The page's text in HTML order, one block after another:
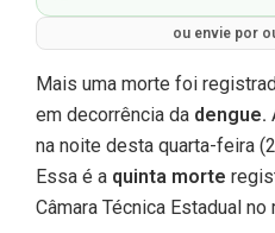
ou envie por
Mais uma morte foi
em decorrência da dengue.
na noite desta quarta-feira
Essa é a quinta morte
Câmara Técnica Estadual no